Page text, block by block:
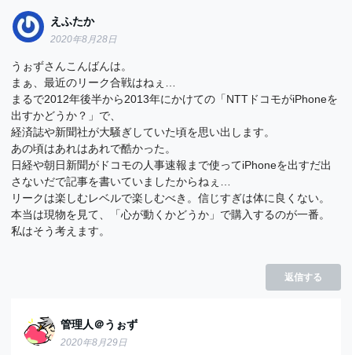
えふたか
2020年8月28日
うぉずさんこんばんは。
まぁ、最近のリーク合戦はねぇ…
まるで2012年後半から2013年にかけての「NTTドコモがiPhoneを
出すかどうか？」で、
経済誌や新聞社が大騒ぎしていた頃を思い出します。
あの頃はあれはあれで酷かった。
日経や朝日新聞がドコモの人事速報まで使ってiPhoneを出すだ出
さないだで記事を書いていましたからねぇ…
リークは楽しむレベルで楽しむべき。信じすぎは体に良くない。
本当は現物を見て、「心が動くかどうか」で購入するのが一番。
私はそう考えます。
返信する
管理人＠うぉず
2020年8月29日